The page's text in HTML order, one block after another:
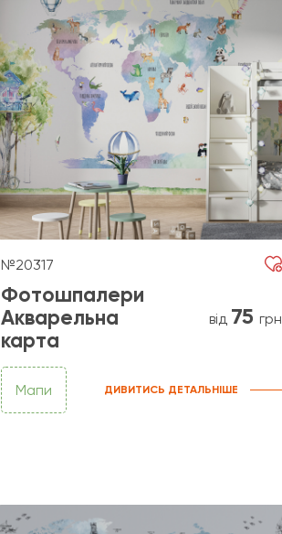
№20317
Фотошпалери
Акварельна
карта
від 75 грн
Мапи ДИВИТИСЬ ДЕТАЛЬНІШЕ